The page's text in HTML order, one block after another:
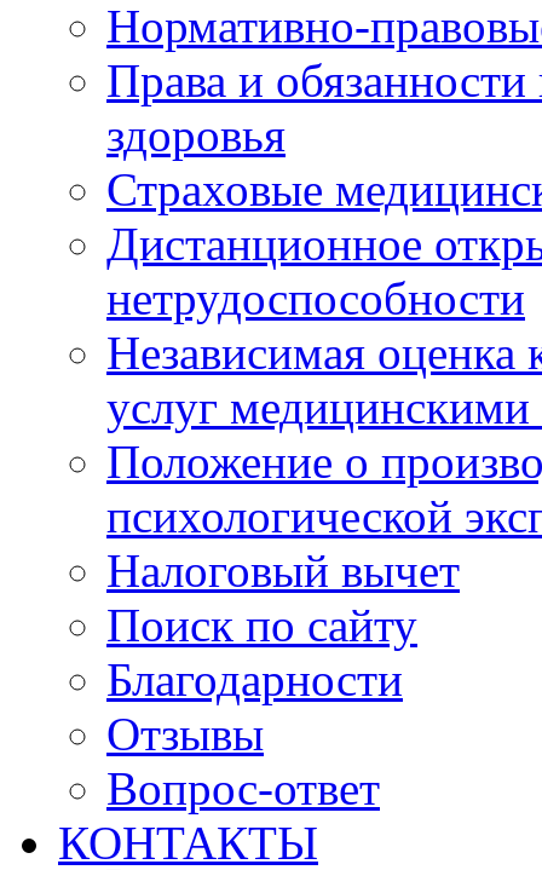
Нормативно-
Права и
здоровья
Страховые
Дистанционное
нетрудоспособности
Независимая оценка
услуг
Положение о
психологической
Налоговый вычет
Поиск по сайту
Благодарности
Отзывы
Вопрос-ответ
КОНТАКТЫ